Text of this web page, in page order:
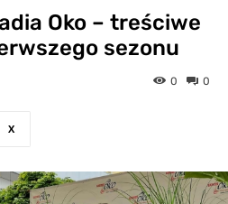
Oko – treściwe
sezonu
0
0
X